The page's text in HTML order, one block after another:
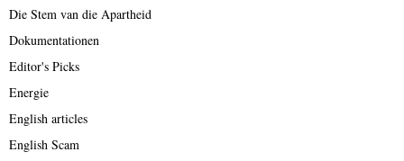
Die Stem van die Apartheid
Dokumentationen
Editor's Picks
Energie
English articles
English Scam